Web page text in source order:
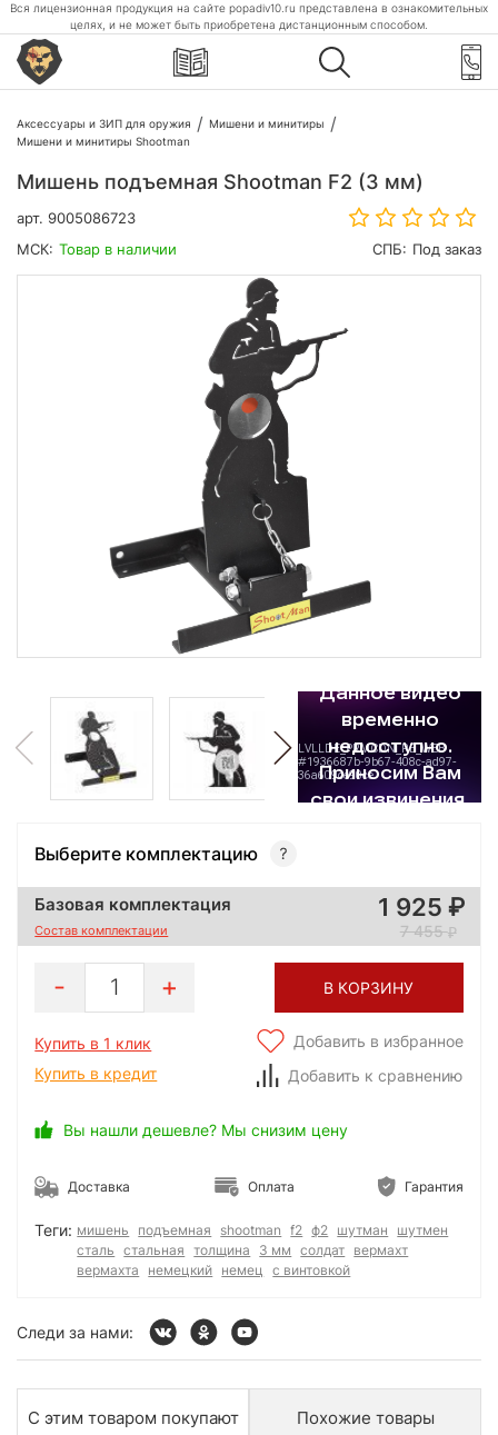
Вся лицензионная продукция на сайте popadiv10.ru представлена в ознакомительных
целях, и не может быть приобретена дистанционным способом.
Аксессуары и ЗИП для оружия
Мишени и минитиры
Мишени и минитиры Shootman
Мишень подъемная Shootman F2 (3 мм)
арт. 9005086723
МСК: Товар в наличии СПБ: Под заказ
Выберите комплектацию
Базовая комплектация
Состав комплектации
1 925
7 455
1 В КОРЗИНУ
Купить в 1 клик
Купить в кредит
Добавить в избранное
Добавить к сравнению
Вы нашли дешевле? Мы снизим цену
Доставка Оплата Гарантия
Теги: мишень подъемная shootman f2 ф2 шутман
шутмен
сталь
стальная толщина 3 мм солдат вермахт
вермахта
немецкий немец с винтовкой
Следи за нами:
С этим товаром покупают Похожие товары